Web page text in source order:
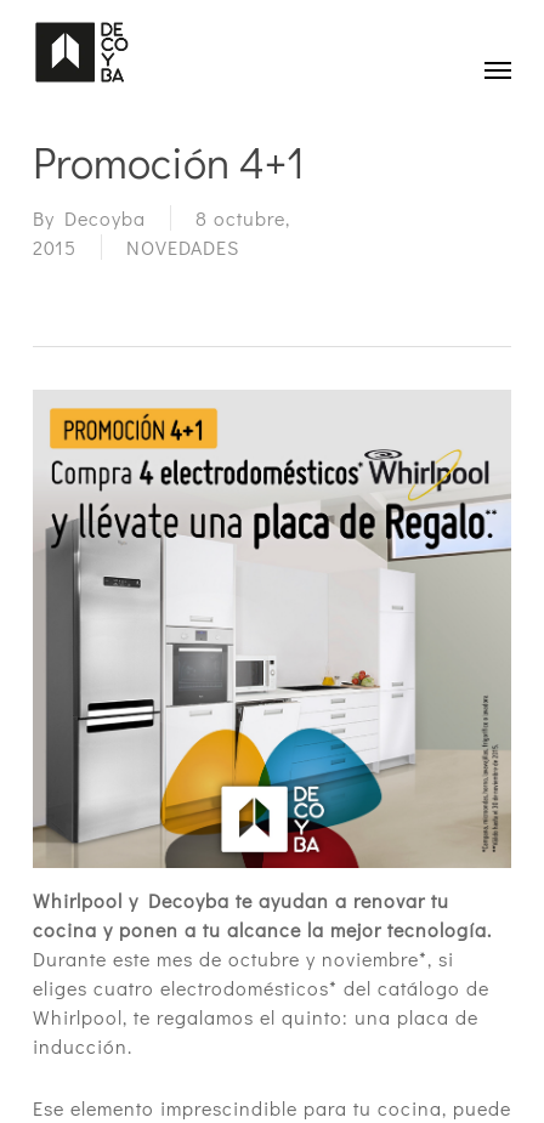
Menu
Promoción 4+1
By Decoyba
8 octubre,
2015
NOVEDADES
Whirlpool y Decoyba te ayudan a renovar tu
cocina y ponen a tu alcance la mejor tecnología.
Durante este mes de octubre y noviembre*, si
eliges cuatro electrodomésticos* del catálogo de
Whirlpool, te regalamos el quinto: una placa de
inducción.
Ese elemento imprescindible para tu cocina, puede